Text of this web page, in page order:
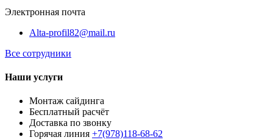
Электронная почта
Alta-profil82@mail.ru
Все сотрудники
Наши услуги
Монтаж сайдинга
Бесплатный расчёт
Доставка по звонку
Горячая линия +7(978)118-68-62